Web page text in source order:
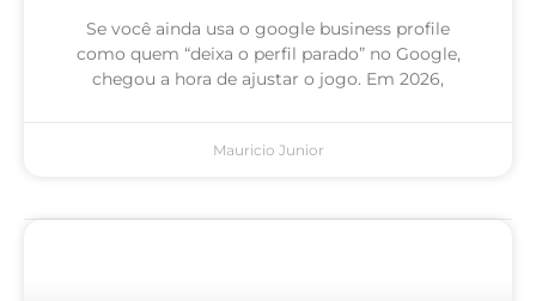
Se você ainda usa o google business profile
como quem “deixa o perfil parado” no Google,
chegou a hora de ajustar o jogo. Em 2026,
Mauricio Junior